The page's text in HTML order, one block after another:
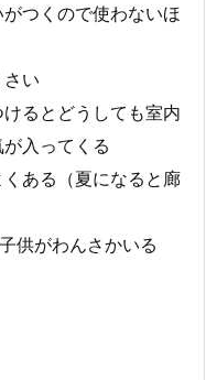
つくので使わないほ
さい
るとどうしても室内
入ってくる
ある（夏になると廊
供がわんさかいる